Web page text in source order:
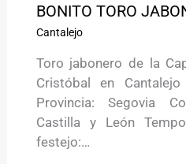
BONITO TORO
Cantalejo
Toro jabonero de la
Cristóbal en Cantalejo
Provincia: Segovia
Castilla y León
festejo:…